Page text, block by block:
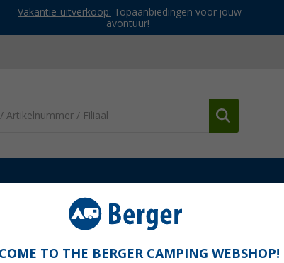
Vakantie-uitverkoop: Topaanbiedingen voor jouw
avontuur!
Borstels, sponzen, doeken
TO THE BERGER CAMPING WEBSHOP!